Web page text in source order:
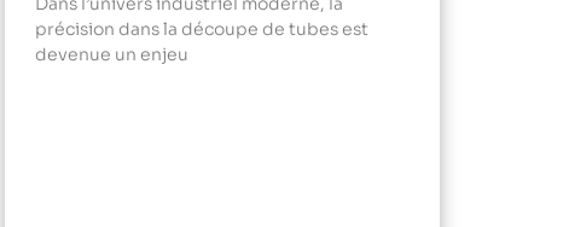
précision dans la découpe de tubes est
devenue un enjeu